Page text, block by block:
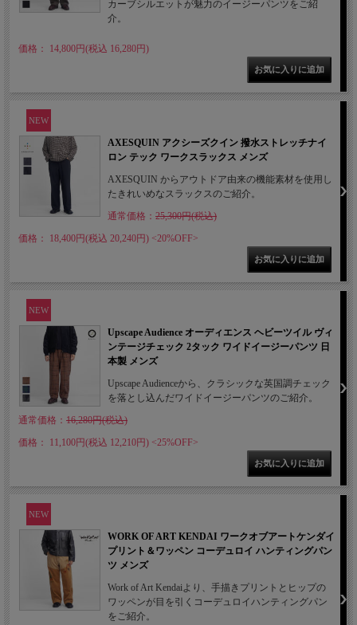
カーブシルエットが魅力のイージーパンツをご紹
介。
価格： 14,800円(税込 16,280円)
NEW
AXESQUIN アクシーズクイン 撥水ストレッチナイ
ロン テック ワークスラックス メンズ
AXESQUIN からアウトドア由来の機能素材を使用し
たきれいめなスラックスのご紹介。
通常価格： 25,300円(税込)
価格： 18,400円(税込 20,240円) <20%OFF>
NEW
Upscape Audience オーディエンス ヘビーツイル ヴィ
ンテージチェック 2タック ワイドイージーパンツ 日
本製 メンズ
Upscape Audienceから、クラシックな英国調チェック
を落とし込んだワイドイージーパンツのご紹介。
通常価格： 16,280円(税込)
価格： 11,100円(税込 12,210円) <25%OFF>
NEW
WORK OF ART KENDAI ワークオブアートケンダイ
プリント＆ワッペン コーデュロイ ハンティングパン
ツ メンズ
Work of Art Kendaiより、手描きプリントとヒップの
ワッペンが目を引くコーデュロイハンティングパン
をご紹介。